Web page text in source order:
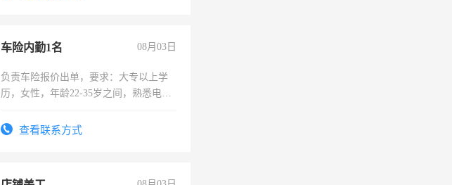
车险内勤1名 08月03日
负责车险报价出单，要求：大专以上学
历，女性，年龄22-35岁之间，熟悉电脑
试用期1-3个月，转正后交纳五险，
查看联系方式